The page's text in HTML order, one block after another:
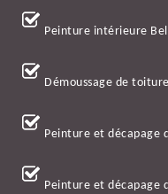
Peinture intérieure
Démoussage de
Peinture et décapage
Peinture et décapage